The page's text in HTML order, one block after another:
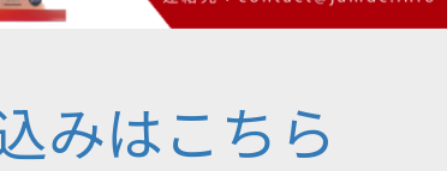
みはこちら